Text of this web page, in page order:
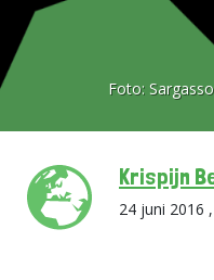
Foto:
Krispijn
24 juni 2016